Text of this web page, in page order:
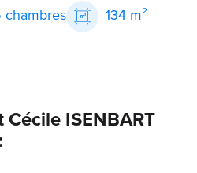
chambres 134 m²
ISENBART